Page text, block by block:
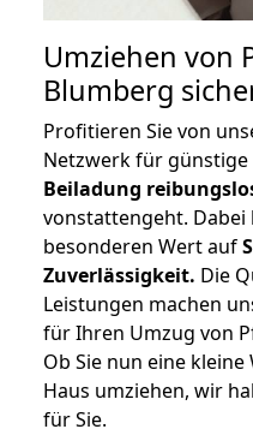
Umziehen von
Blumberg
Profitieren Sie von
Netzwerk für
Beiladung
vonstattengeht.
besonderen Wert auf
Zuverlässigkeit. Die
Leistungen machen
für Ihren Umzug von
Ob Sie nun eine
Haus umziehen, wir
für Sie.